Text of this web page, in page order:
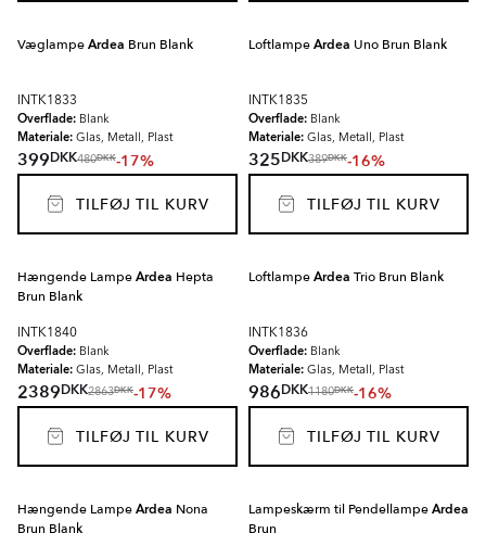
VæglampeArdea Brun Blank
INTK1833
Overflade: Blank
Materiale: Glas, Metall, Plast
399DKK480DKK-17%
TILFØJ TIL KURV
LoftlampeArdea Uno Brun Blank
INTK1835
Overflade: Blank
Materiale: Glas, Metall, Plast
325DKK389DKK-16%
TILFØJ TIL KURV
Hængende LampeArdea Hepta
Brun Blank
INTK1840
Overflade: Blank
Materiale: Glas, Metall, Plast
2389DKK2863DKK-17%
TILFØJ TIL KURV
LoftlampeArdea Trio Brun Blank
INTK1836
Overflade: Blank
Materiale: Glas, Metall, Plast
986DKK1180DKK-16%
TILFØJ TIL KURV
Hængende LampeArdea Nona
Brun Blank
Lampeskærm til PendellampeArdea
Brun